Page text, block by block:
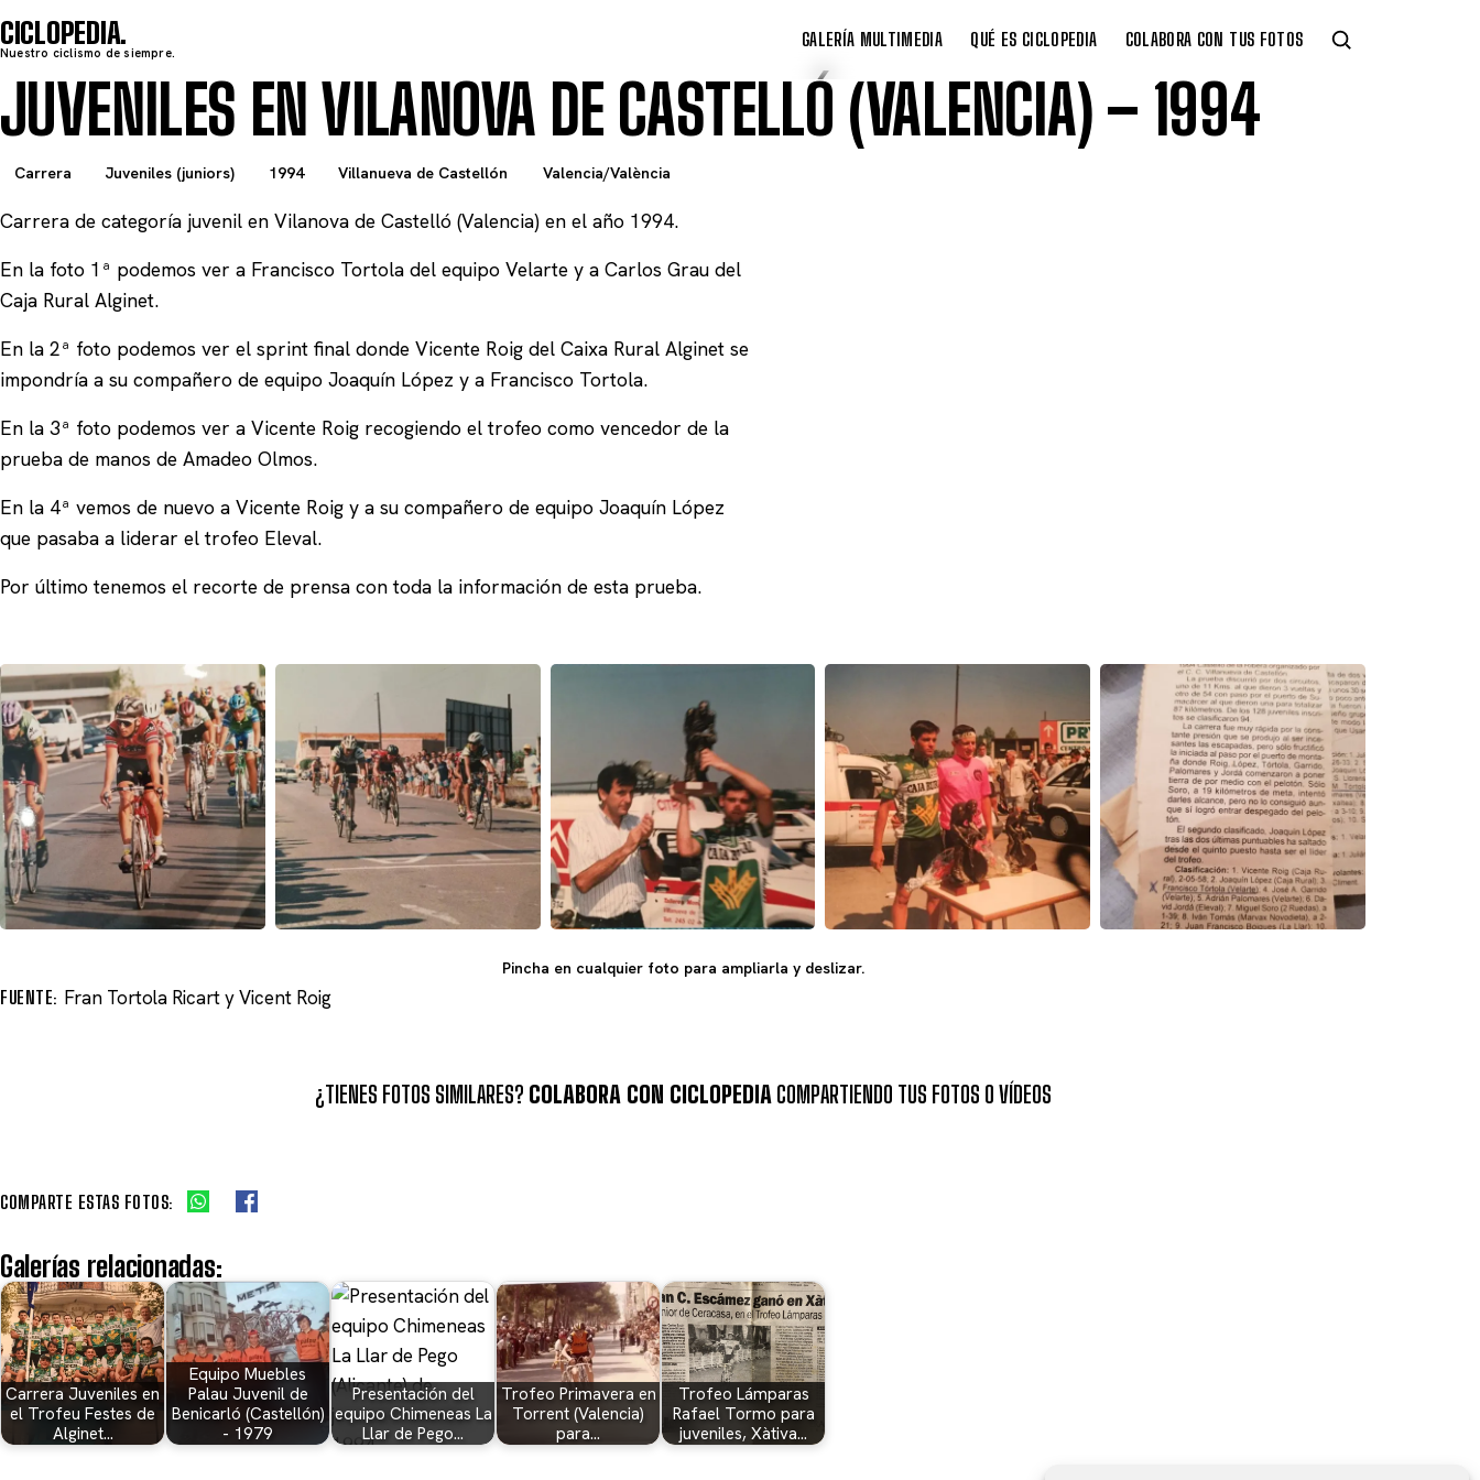
CICLOPEDIA
Nuestro ciclismo de siempre.
GALERÍA MULTIMEDIA QUÉ ES CICLOPEDIA COLABORA CON TUS FOTOS
JUVENILES EN VILANOVA DE CASTELLÓ (VALENCIA) – 1994
Carrera Juveniles (juniors) 1994 Villanueva de Castellón Valencia/València
Carrera de categoría juvenil en Vilanova de Castelló (Valencia) en el año 1994.
En la foto 1ª podemos ver a Francisco Tortola del equipo Velarte y a Carlos Grau del
Caja Rural Alginet.
En la 2ª foto podemos ver el sprint final donde Vicente Roig del Caixa Rural Alginet se
impondría a su compañero de equipo Joaquín López y a Francisco Tortola.
En la 3ª foto podemos ver a Vicente Roig recogiendo el trofeo como vencedor de la
prueba de manos de Amadeo Olmos.
En la 4ª vemos de nuevo a Vicente Roig y a su compañero de equipo Joaquín López
que pasaba a liderar el trofeo Eleval.
Por último tenemos el recorte de prensa con toda la información de esta prueba.
Pincha en cualquier foto para ampliarla y deslizar.
FUENTE: Fran Tortola Ricart y Vicent Roig
¿TIENES FOTOS SIMILARES? COLABORA CON CICLOPEDIACOMPARTIENDO TUS FOTOS O VÍDEOS
COMPARTE ESTAS FOTOS:
Galerías relacionadas:
Carrera Juveniles en
el Trofeu Festes de
Alginet…
Equipo Muebles
Palau Juvenil de
Benicarló (Castellón)
- 1979
Presentación del
equipo Chimeneas La
Llar de Pego…
Trofeo Primavera en
Torrent (Valencia)
para…
Trofeo Lámparas
Rafael Tormo para
juveniles, Xàtiva…